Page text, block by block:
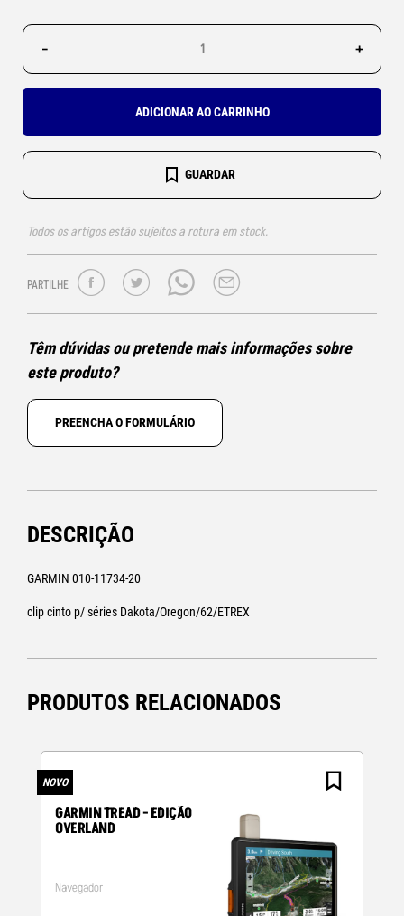
- +
ADICIONAR AO CARRINHO
GUARDAR
Todos os artigos estão sujeitos a rotura em stock.
PARTILHE
Têm dúvidas ou pretende mais informações sobre
este produto?
PREENCHA O FORMULÁRIO
DESCRIÇÃO
GARMIN 010-11734-20
clip cinto p/ séries Dakota/Oregon/62/ETREX
PRODUTOS RELACIONADOS
NOVO
GARMIN TREAD - EDIÇÃO
OVERLAND
Navegador